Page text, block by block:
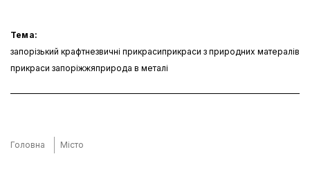
Тема:
запорізький крафтнезвичні прикрасиприкраси з природних матералів
прикраси запоріжжяприрода в металі
Головна Місто